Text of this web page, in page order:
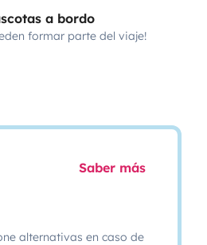
a bordo
formar parte del viaje!
Saber más
alternativas en caso de